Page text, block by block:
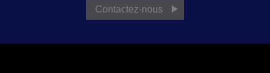
Contactez-nous